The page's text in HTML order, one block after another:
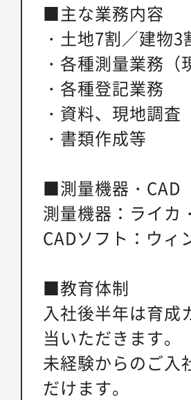
■主な業務内容
・土地7割／建物3
・各種測量業務
・各種登記業務
・資料、現地調査
・書類作成等
■測量機器・CAD
測量機器：ライカ
CADソフト：ウ
■教育体制
入社後半年は育成
当いただきます。
未経験からのご入
だけます。